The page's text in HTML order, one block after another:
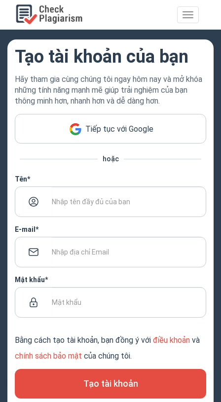
Toggle
navigation
Tạo tài khoản của bạn
Hãy tham gia cùng chúng tôi ngay hôm nay và mở khóa
những tính năng mạnh mẽ giúp trải nghiệm của bạn
thông minh hơn, nhanh hơn và dễ dàng hơn.
Tiếp tục với Google
hoặc
Tên*
E-mail*
Mật khẩu*
Bằng cách tạo tài khoản, bạn đồng ý với điều khoản và
chính sách bảo mật của chúng tôi.
Tạo tài khoản